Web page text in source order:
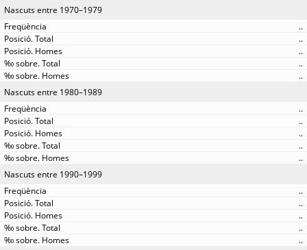
Nascuts entre 1970–1979
..
..
..
..
..
Nascuts entre 1980–1989
..
..
..
..
..
Nascuts entre 1990–1999
..
..
..
..
..